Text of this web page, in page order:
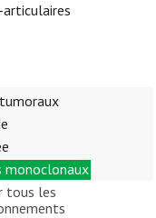
monoclonaux
tous les